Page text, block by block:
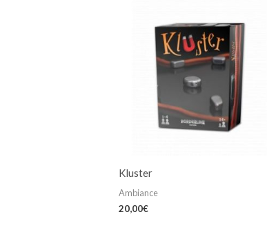
Kluster
Ambiance
20,00€